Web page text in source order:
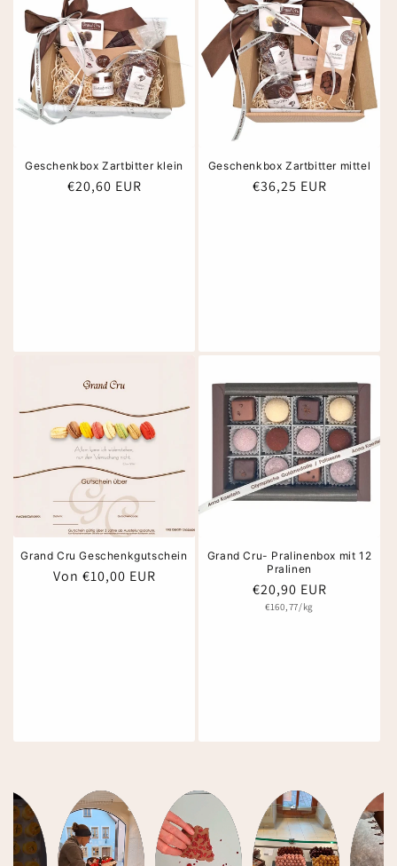
Geschenkbox Zartbitter klein
Normaler
€20,60 EUR
Geschenkbox Zartbitter mittel
Normaler
€36,25 EUR
Grand Cru Geschenkgutschein
Normaler
Von €10,00 EUR
Grand Cru- Pralinenbox mit 12
Pralinen
Normaler
Preis
€20,90 EUR
Grundpreis
€160,77/kg